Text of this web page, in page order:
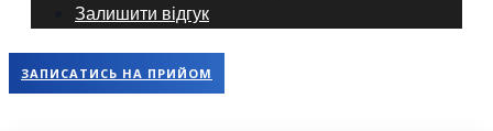
Залишити відгук
ЗАПИСАТИСЬ НА ПРИЙОМ